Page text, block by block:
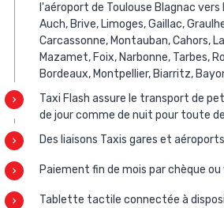
l'aéroport de Toulouse Blagnac vers
Auch, Brive, Limoges, Gaillac,
Carcassonne, Montauban, Cahors,
Mazamet, Foix, Narbonne, Tarbes,
Bordeaux, Montpellier, Biarritz,
Taxi Flash assure le transport de
de jour comme de nuit pour toute
Des liaisons Taxis gares et
Paiement fin de mois par chèque
Tablette tactile connectée à